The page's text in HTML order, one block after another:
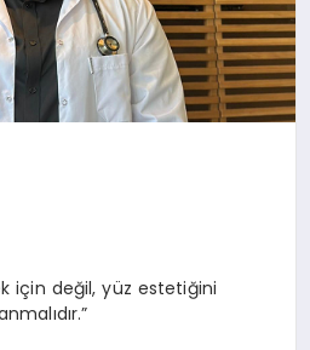
için değil, yüz estetiğini